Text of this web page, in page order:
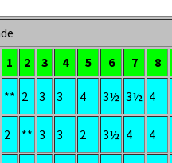
1 2 3 4 5 6 7 8
** 2 3 3 4 3½ 3½ 4
2 ** 3 3 2 3½ 4 4